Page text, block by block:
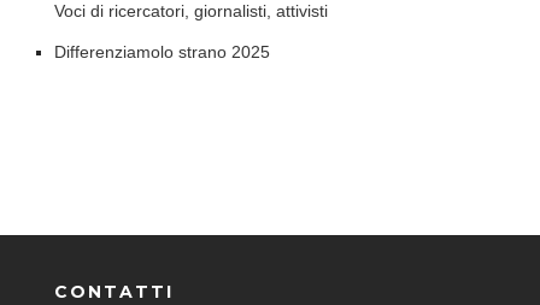
Voci di ricercatori, giornalisti, attivisti
Differenziamolo strano 2025
CONTATTI